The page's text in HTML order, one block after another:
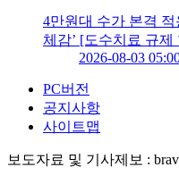
4만원대 수가 본격
체감’ [도수치료 규제
2026-08-03
PC버전
공지사항
사이트맵
보도자료 및 기사제보 :